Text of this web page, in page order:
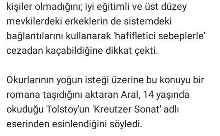
kişiler olmadığını; iyi eğitimli ve üst düzey
mevkilerdeki erkeklerin de sistemdeki
bağlantılarını kullanarak 'hafifletici sebeplerle'
cezadan kaçabildiğine dikkat çekti.
Okurlarının yoğun isteği üzerine bu konuyu bir
romana taşıdığını aktaran Aral, 14 yaşında
okuduğu Tolstoy'un 'Kreutzer Sonat' adlı
eserinden esinlendiğini söyledi.